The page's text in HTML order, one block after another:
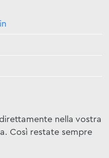
nella vostra
Così restate sempre